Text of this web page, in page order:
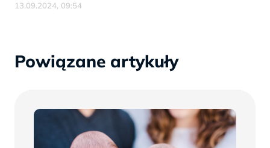
13.09.2024, 09:54
Powiązane artykuły